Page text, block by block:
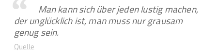
Man kann sich über jeden lustig machen,
der unglücklich ist, man muss nur grausam
genug sein.
Quelle